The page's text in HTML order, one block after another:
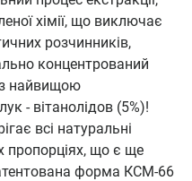
хімії, що виключає
розчинників,
концентрований
найвищою
- вітанолідов (5%)!
всі натуральні
пропорціях, що є ще
форма КСМ-66